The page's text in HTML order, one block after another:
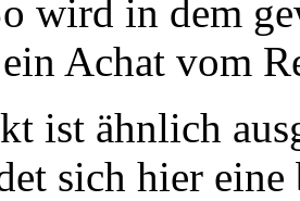
wird in dem
Achat vom
ist ähnlich
sich hier